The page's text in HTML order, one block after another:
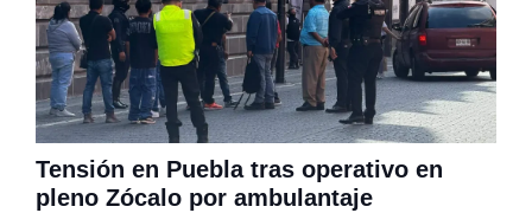
Tensión en Puebla tras operativo en
pleno Zócalo por ambulantaje